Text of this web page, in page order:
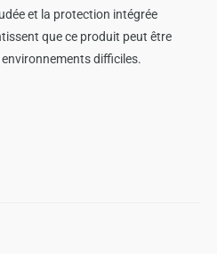
et la protection intégrée
que ce produit peut être
difficiles.